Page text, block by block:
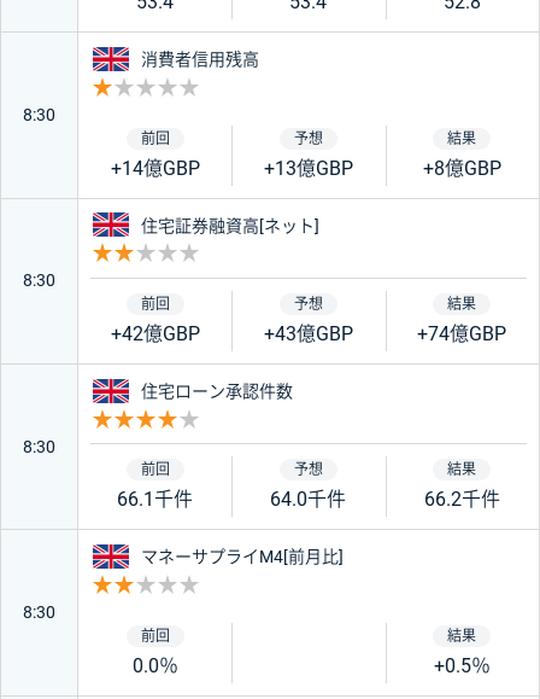
8:30
イギリス
消費者信用残高
+14億GBP +13億GBP +8億GBP
8:30
イギリス
住宅証券融資高[ネット]
+42億GBP +43億GBP +74億GBP
8:30
イギリス
住宅ローン承認件数
66.1千件 64.0千件 66.2千件
8:30
イギリス
マネーサプライM4[前月比]
0.0％ +0.5％